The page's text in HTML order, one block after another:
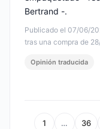
Publicado el 07/06/
tras una compra de
Bertrand -.
Opinión traducida
1 … 36